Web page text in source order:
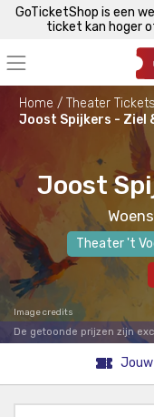
GoTicketShop is een
ticket kan hoger
Home Theater Tickets
Joost Spijkers - Ziel
Joost
Theater 't
Image credits
De getoonde prijzen zijn